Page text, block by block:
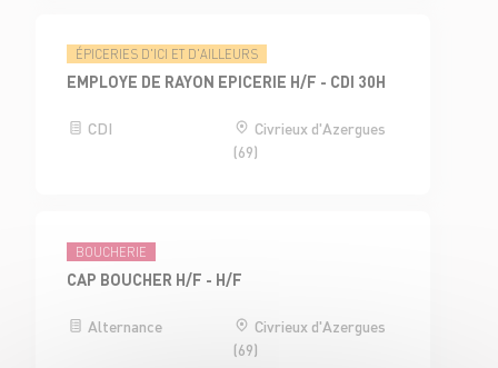
ÉPICERIES D'ICI ET D'AILLEURS
EMPLOYE DE RAYON EPICERIE H/F - CDI 30H
CDI
Civrieux d'Azergues
(69)
BOUCHERIE
CAP BOUCHER H/F - H/F
Alternance
Civrieux d'Azergues
(69)